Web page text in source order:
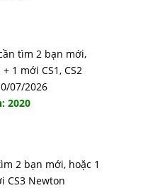
tìm 2 bạn mới,
1 mới CS1, CS2
07/2026
2020
2 bạn mới, hoặc 1
CS3 Newton